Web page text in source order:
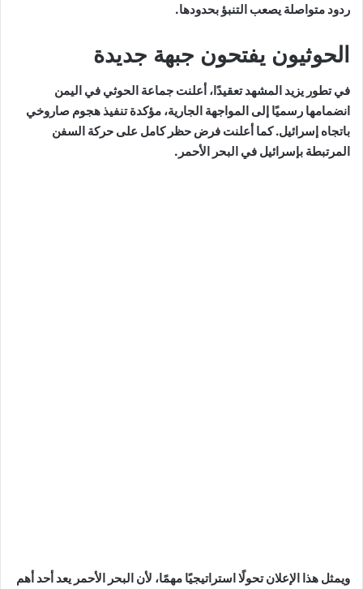
ردود متواصلة يصعب التنبؤ بحدودها.
الحوثيون يفتحون جبهة جديدة
في تطور يزيد المشهد تعقيدًا، أعلنت جماعة الحوثي في اليمن
انضمامها رسميًا إلى المواجهة الجارية، مؤكدة تنفيذ هجوم صاروخي
باتجاه إسرائيل. كما أعلنت فرض حظر كامل على حركة السفن
المرتبطة بإسرائيل في البحر الأحمر.
ويمثل هذا الإعلان تحولًا استراتيجيًا مهمًا، لأن البحر الأحمر يعد أحد أهم